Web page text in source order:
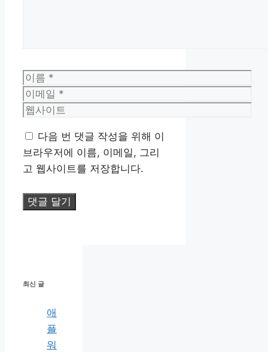
이
름
이
메
웹
이
트
다음 번 댓글 작성을 위해 이
브라우저에 이름, 이메일, 그리
고 웹사이트를 저장합니다.
최신 글
애
플
워